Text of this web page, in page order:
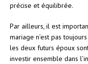
précise et équilibrée.
Par ailleurs, il est
mariage n’est pas
les deux futurs époux
investir ensemble dans